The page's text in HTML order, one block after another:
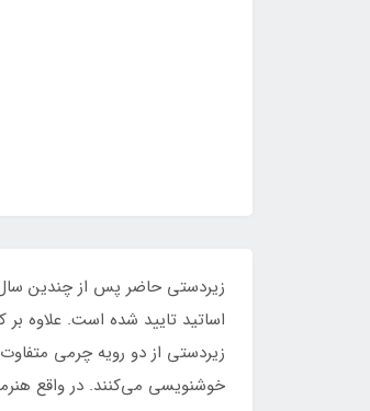
زیردستی حاضر پس از چندین
اساتید تایید شده است. علاوه
زیردستی از دو رویه چرمی
خوشنویسی می‌کنند. در واقع